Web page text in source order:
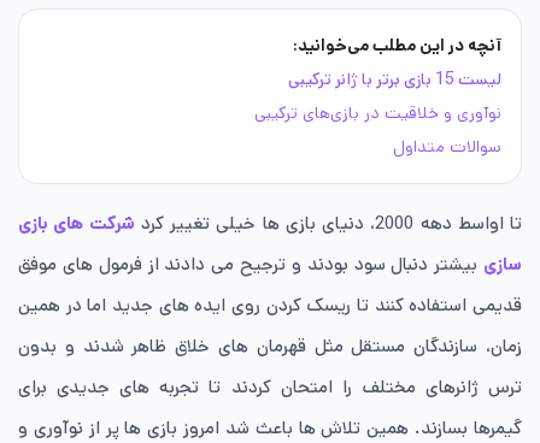
آنچه در این مطلب می‌خوانید:
لیست 15 بازی برتر با ژانر ترکیبی
نوآوری و خلاقیت در بازی‌های ترکیبی
سوالات متداول
تا اواسط دهه 2000، دنیای بازی ها خیلی تغییر کرد
شرکت های بازی
سازی بیشتر دنبال سود بودند و ترجیح می دادند از فرمول های موفق
قدیمی استفاده کنند تا ریسک کردن روی ایده های جدید اما در همین
زمان، سازندگان مستقل مثل قهرمان های خلاق ظاهر شدند و بدون
ترس ژانرهای مختلف را امتحان کردند تا تجربه های جدیدی برای
گیمرها بسازند. همین تلاش ها باعث شد امروز بازی ها پر از نوآوری و